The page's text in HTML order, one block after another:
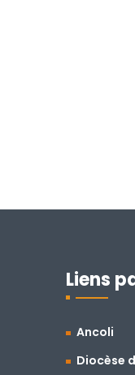
Liens
Ancoli
Diocèse